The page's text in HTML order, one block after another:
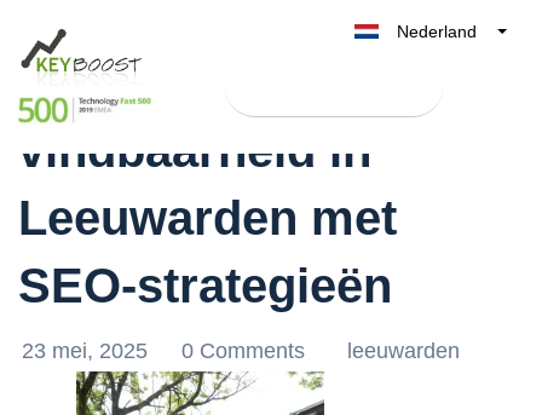
Nederland
België
Verbeter je online
vindbaarheid in
Leeuwarden met
SEO-strategieën
23 mei, 2025 0 Comments leeuwarden